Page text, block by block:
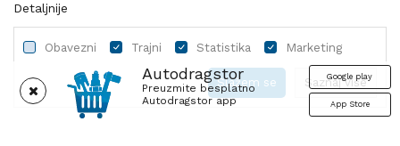
Autodragstor
Preuzmite besplatno
Autodragstor app
Google play
App Store
Autodelovi Ulje i tečnosti
Detaljnije
Obavezni Trajni Statistika Marketing
Saznaj više
Slažem se